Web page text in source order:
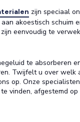
zijn speciaal
akoestisch schuim
eenvoudig te
te absorberen
Twijfelt u over
op. Onze
vinden, afgestemd